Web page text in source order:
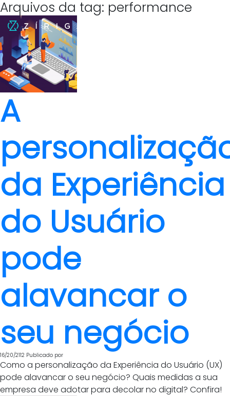
Arquivos da tag: performance
A
da Experiência
do Usuário
pode
alavancar o
seu negócio
16/20/2112 Publicado por
Como a personalização da Experiência do Usuário (UX)
pode alavancar o seu negócio? Quais medidas a sua
empresa deve adotar para decolar no digital? Confira!